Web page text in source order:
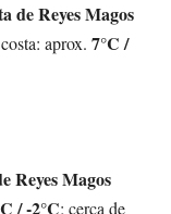
de Reyes Magos
aprox. 7°C /
Reyes Magos
/ -2°C; cerca de